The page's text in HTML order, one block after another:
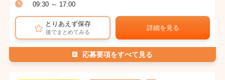
09:30 ～ 17:00
とりあえず保存
後でまとめてみる
詳細を見る
応募要項をすべて見る